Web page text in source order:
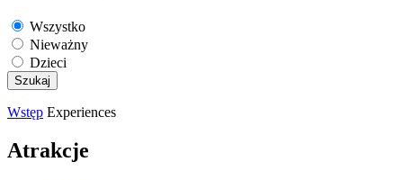
Wszystko
Nieważny
Dzieci
Wstęp Experiences
Atrakcje